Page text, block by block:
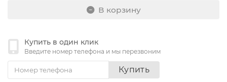
В корзину
Купить в один клик
Введите номер телефона и мы перезвоним
Купить